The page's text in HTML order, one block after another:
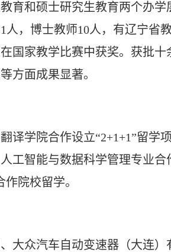
育和硕士研究生教育两个办学
人，博士教师10人，有辽宁省
国家教学比赛中获奖。获批十
方面成果显著。
译学院合作设立“2+1+1”留学
工智能与数据科学管理专业合
院校留学。
大众汽车自动变速器（大连）